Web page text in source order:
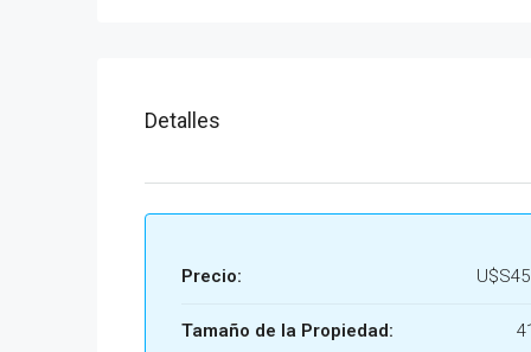
Detalles
Precio:
Tamaño de la Propiedad: